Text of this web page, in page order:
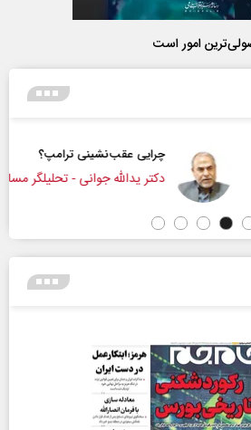
امور است
عقب‌نشینی ترامپ؟
یدالله جوانی - تحلیلگر مسائل سیاسی